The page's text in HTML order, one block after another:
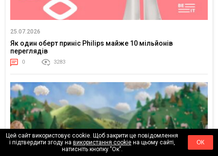
25.07.2026
Як один оберт приніс Philips майже 10 мільйонів
переглядів
0 3283
Цей сайт використовує cookie. Щоб закрити це повідомлення
і підтвердити згоду на використання cookieна цьому сайті,
натисніть кнопку "Ок".
ОК